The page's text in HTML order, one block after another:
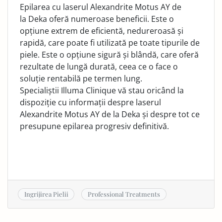
Epilarea cu laserul Alexandrite Motus AY de
la Deka oferă numeroase beneficii. Este o
opțiune extrem de eficientă, nedureroasă și
rapidă, care poate fi utilizată pe toate tipurile de
piele. Este o opțiune sigură și blândă, care oferă
rezultate de lungă durată, ceea ce o face o
soluție rentabilă pe termen lung.
Specialiștii Illuma Clinique vă stau oricând la
dispoziție cu informații despre laserul
Alexandrite Motus AY de la Deka și despre tot ce
presupune epilarea progresiv definitivă.
Ingrijirea Pielii Professional Treatments